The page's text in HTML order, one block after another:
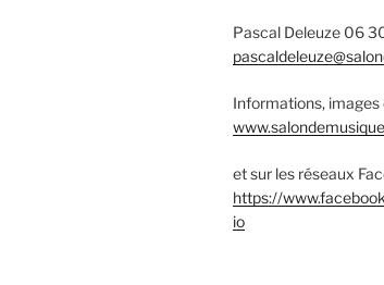
Pascal Deleuze 06
Informations,
et sur les réseaux
https://
io